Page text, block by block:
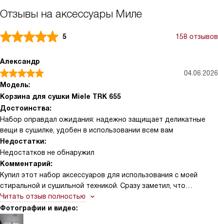
Отзывы на аксессуары Миле
5 158 отзывов
Александр
04.06.2026
Модель:
Корзина для сушки Miele TRK 655
Достоинства:
Набор оправдал ожидания: надежно защищает деликатные
вещи в сушилке, удобен в использовании всем вам
Недостатки:
Недостатков не обнаружил
Комментарий:
Купил этот набор аксессуаров для использования с моей
стиральной и сушильной техникой. Сразу заметил, что
деликатные вещи получают максимальную защиту при сушке —
это действительно так. Тонкие ткани выходят без заломов и
выглядят аккуратно. Порадовало, что изделие разработано
Читать отзыв полностью
Фотографии и видео: